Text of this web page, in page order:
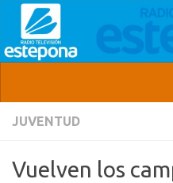
JUVENTUD
Vuelven los